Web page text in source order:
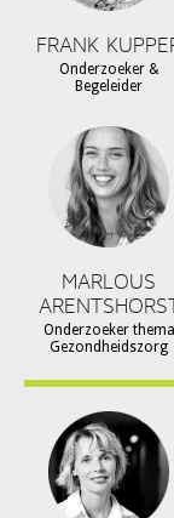
FRANK
Onderzoeker &
Begeleider
MARLOUS
Onderzoeker thema
Gezondheidszorg